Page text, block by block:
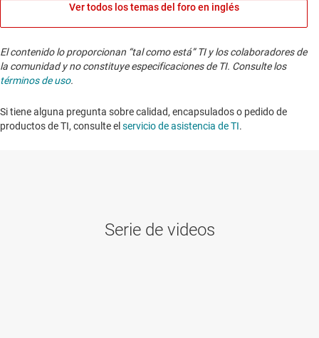
Ver todos los temas del foro en inglés
El contenido lo proporcionan “tal como está” TI y los colaboradores de
la comunidad y no constituye especificaciones de TI. Consulte los
términos de uso.
Si tiene alguna pregunta sobre calidad, encapsulados o pedido de
productos de TI, consulte el servicio de asistencia de TI. ​​​​​​​​​​​​​​
Serie de videos